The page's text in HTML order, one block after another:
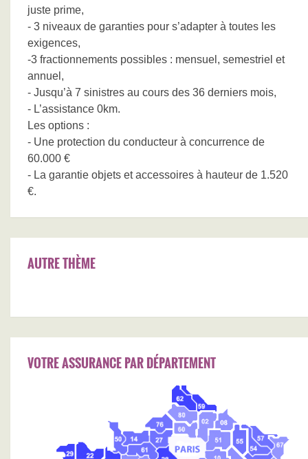
juste prime,
- 3 niveaux de garanties pour s’adapter à toutes les
exigences,
-3 fractionnements possibles : mensuel, semestriel et
annuel,
- Jusqu’à 7 sinistres au cours des 36 derniers mois,
- L’assistance 0km.
Les options :
- Une protection du conducteur à concurrence de
60.000 €
- La garantie objets et accessoires à hauteur de 1.520
€.
AUTRE THÈME
VOTRE ASSURANCE PAR DÉPARTEMENT